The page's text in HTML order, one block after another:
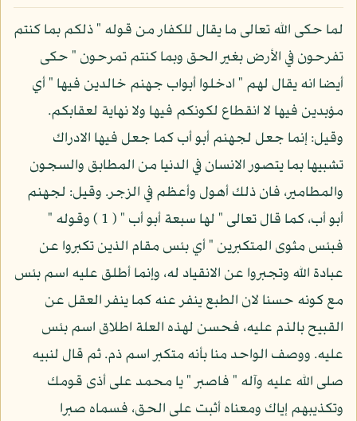
لما حكى الله تعالى ما يقال للكفار من قوله " ذلكم بما كنتم
تفرحون في الأرض بغير الحق وبما كنتم تمرحون " حكى
أيضا انه يقال لهم " ادخلوا أبواب جهنم خالدين فيها " أي
مؤبدين فيها لا انقطاع لكونكم فيها ولا نهاية لعقابكم.
وقيل: إنما جعل لجهنم أبو أب كما جعل فيها الادراك
تشبيها بما يتصور الانسان في الدنيا من المطابق والسجون
والمطامير، فان ذلك أهول وأعظم في الزجر. وقيل: لجهنم
أبو أب، كما قال تعالى " لها سبعة أبو أب " ( 1 ) وقوله "
فبئس مثوى المتكبرين " أي بئس مقام الذين تكبروا عن
عبادة الله وتجبروا عن الانقياد له، وإنما أطلق عليه اسم بئس
مع كونه حسنا لان الطبع ينفر عنه كما ينفر العقل عن
القبيح بالذم عليه، فحسن لهذه العلة اطلاق اسم بئس
عليه. ووصف الواحد منا بأنه متكبر اسم ذم. ثم قال لنبيه
صلى الله عليه وآله " فاصبر " يا محمد على أذى قومك
وتكذيبهم إياك ومعناه أثبت على الحق، فسماه صبرا